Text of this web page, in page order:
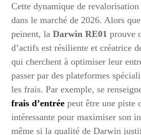
Cette dynamique de
dans le marché de 2026. Alors
peinent, laDarwin RE01 prouve
d’actifs est résiliente et créatrice
qui cherchent à optimiser leur
passer par des plateformes
les frais. Par exemple, se
frais d’entrée peut être une piste
intéressante pour maximiser son
même si la qualité de Darwin